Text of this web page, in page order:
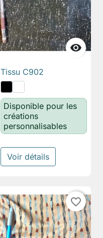

Tissu C902
Disponible pour les
créations
personnalisables
Voir détails
favorite_border